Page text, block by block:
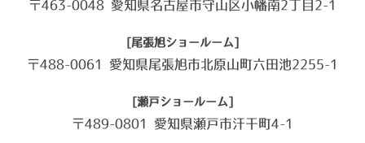
〒463-0048 愛知県名古屋市守山区小幡南2丁目2-1
[尾張旭ショールーム]
〒488-0061 愛知県尾張旭市北原山町六田池2255-1
[瀬戸ショールーム]
〒489-0801 愛知県瀬戸市汗干町4-1